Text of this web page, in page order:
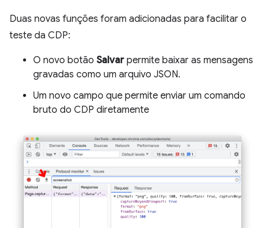
Duas novas funções foram adicionadas para facilitar o
teste da CDP:
O novo botão Salvar permite baixar as mensagens
gravadas como um arquivo JSON.
Um novo campo que permite enviar um comando
bruto do CDP diretamente